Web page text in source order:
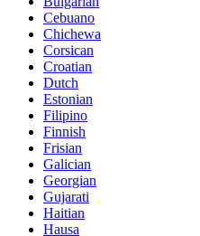
Cebuano
Chichewa
Corsican
Croatian
Dutch
Estonian
Filipino
Finnish
Frisian
Galician
Georgian
Gujarati
Haitian
Hausa